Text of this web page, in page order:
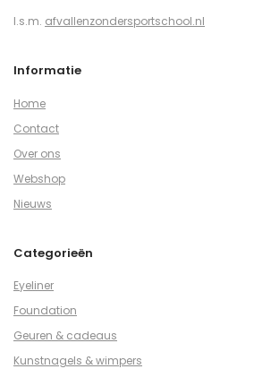
I.s.m. afvallenzondersportschool.nl
Informatie
Home
Contact
Over ons
Webshop
Nieuws
Categorieën
Eyeliner
Foundation
Geuren & cadeaus
Kunstnagels & wimpers